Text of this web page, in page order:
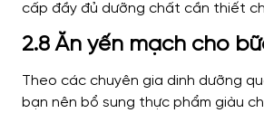
cấp đầy đủ dưỡng chất cần thiết
2.8 Ăn yến mạch cho
Theo các chuyên gia dinh dưỡng
bạn nên bổ sung thực phẩm giàu